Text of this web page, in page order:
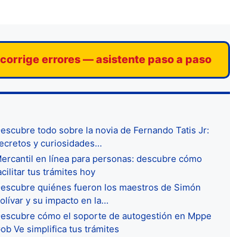
errores — asistente paso a paso
todo sobre la novia de Fernando Tatis Jr:
y curiosidades…
en línea para personas: descubre cómo
tus trámites hoy
quiénes fueron los maestros de Simón
y su impacto en la…
cómo el soporte de autogestión en Mppe
Ve simplifica tus trámites